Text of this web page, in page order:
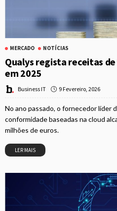
MERCADO NOTÍCIAS
Qualys regista receitas
em 2025
Business IT 9 Fevereiro, 2026
No ano passado, o fornecedor líder
conformidade baseadas na cloud
milhões de euros.
LER MAIS